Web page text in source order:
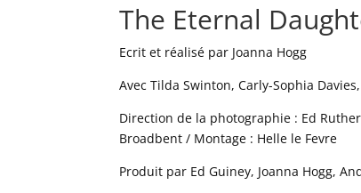
The Eternal
Ecrit et réalisé par Joanna Hogg
Avec Tilda Swinton, Carly-Sophia
Direction de la photographie : Ed
Broadbent / Montage : Helle le Fevre
Produit par Ed Guiney, Joanna Hogg,